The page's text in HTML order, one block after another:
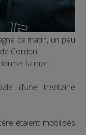
ce matin, un peu
Cordon.
la mort.
d’une trentaine
étaient mobilisés